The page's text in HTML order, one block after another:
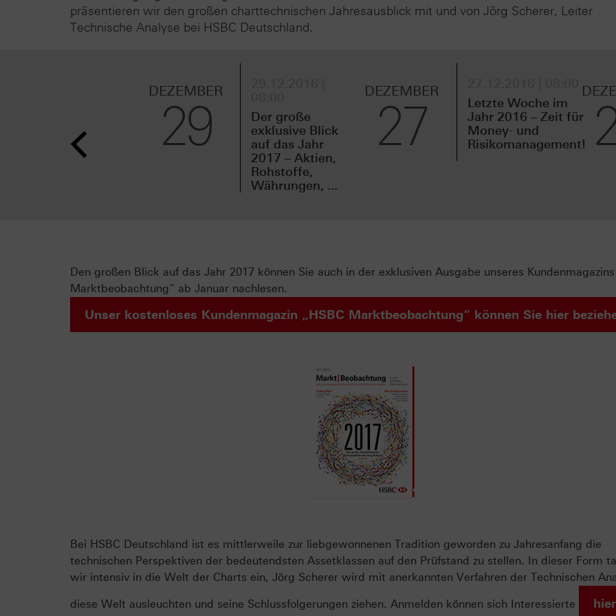
präsentieren wir den großen charttechnischen Jahresausblick mit und von Jörg Scherer, Leiter
Technische Analyse bei HSBC Deutschland.
DEZEMBER
29
Der große
exklusive Blick
auf das Jahr
2017 – Aktien,
Rohstoffe,
Währungen, ...
DEZEMBER
27
Letzte Woche im
Jahr 2016 – Zeit für
Money- und
Risikomanagement!
Den großen Blick auf das Jahr 2017 können Sie auch in der exklusiven Ausgabe unseres Kundenmagazins
Marktbeobachtung“ ab Januar nachlesen.
Unser kostenloses Kundenmagazin „HSBC Marktbeobachtung“ können Sie hier
Bei HSBC Deutschland ist es mittlerweile zur liebgewonnenen Tradition geworden zu Jahresanfang die
technischen Perspektiven der bedeutendsten Assetklassen auf den Prüfstand zu stellen. In dieser Form
wir intensiv in die Welt der Charts ein, Jörg Scherer wird mit anerkannten Verfahren der Technischen
diese Welt ausleuchten und seine Schlussfolgerungen ziehen. Anmelden können sich Interessierte hier